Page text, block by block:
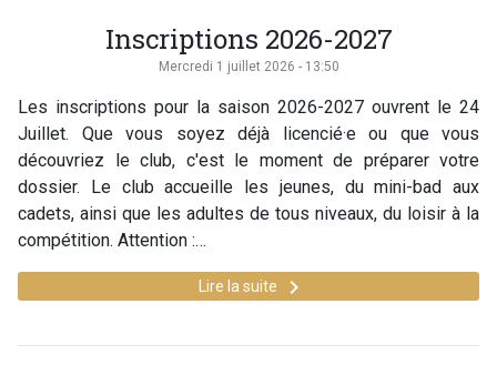
Inscriptions 2026-2027
Mercredi 1 juillet 2026 - 13:50
Les inscriptions pour la saison 2026-2027 ouvrent le 24
Juillet. Que vous soyez déjà licencié·e ou que vous
découvriez le club, c'est le moment de préparer votre
dossier. Le club accueille les jeunes, du mini-bad aux
cadets, ainsi que les adultes de tous niveaux, du loisir à la
compétition. Attention :…
Lire la suite keyboard_arrow_right